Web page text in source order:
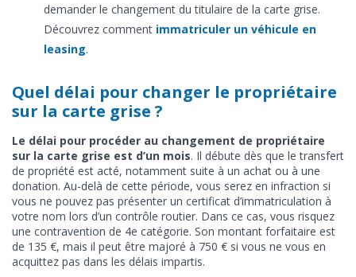
demander le changement du titulaire de la carte grise.
Découvrez comment immatriculer un véhicule en
leasing.
Quel délai pour changer le propriétaire
sur la carte grise ?
Le délai pour procéder au changement de propriétaire
sur la carte grise est d’un mois. Il débute dès que le transfert
de propriété est acté, notamment suite à un achat ou à une
donation. Au-delà de cette période, vous serez en infraction si
vous ne pouvez pas présenter un certificat d’immatriculation à
votre nom lors d’un contrôle routier. Dans ce cas, vous risquez
une contravention de 4e catégorie. Son montant forfaitaire est
de 135 €, mais il peut être majoré à 750 € si vous ne vous en
acquittez pas dans les délais impartis.